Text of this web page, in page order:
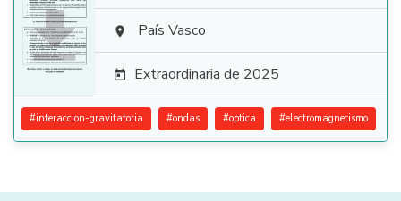
  País Vasco
 Extraordinaria de 2025
#interaccion-gravitatoria #ondas #optica #electromagnetismo